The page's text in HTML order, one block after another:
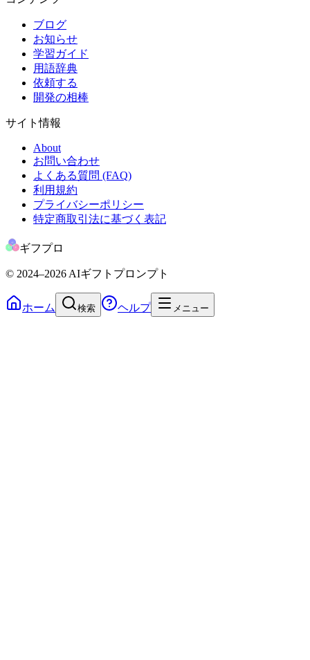
ブログ
お知らせ
学習ガイド
用語辞典
依頼する
開発の相棒
サイト情報
About
お問い合わせ
よくある質問 (FAQ)
利用規約
プライバシーポリシー
特定商取引法に基づく表記
ギフプロ
© 2024–2026 AIギフトプロンプト
ホーム 検索 ヘルプ メニュー